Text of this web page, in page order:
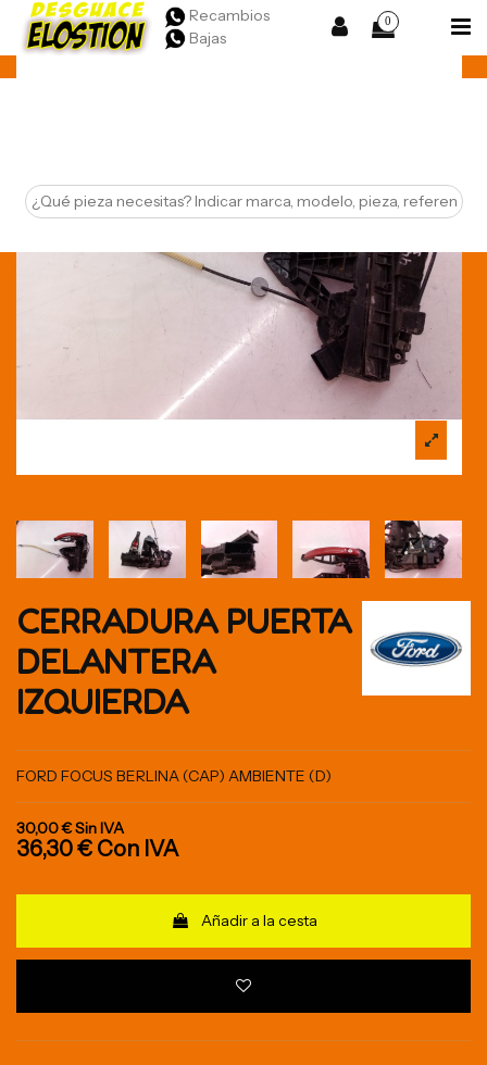
Recambios
Bajas
0
CERRADURA PUERTA
DELANTERA
IZQUIERDA
FORD FOCUS BERLINA (CAP) AMBIENTE (D)
30,00 €Sin IVA
36,30 € Con IVA
Añadir a la cesta